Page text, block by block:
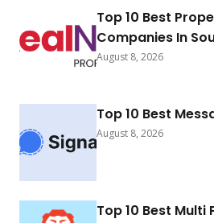
Top 10 Best
Companies In
August 8, 2026
Top 10 Best
August 8, 2026
Top 10 Best